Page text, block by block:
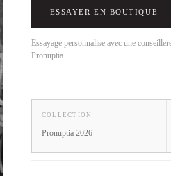
ESSAYER EN BOUTIQUE
Essayage personnalise avec une
Pronuptia.
COLLECTION
Pronuptia 2026